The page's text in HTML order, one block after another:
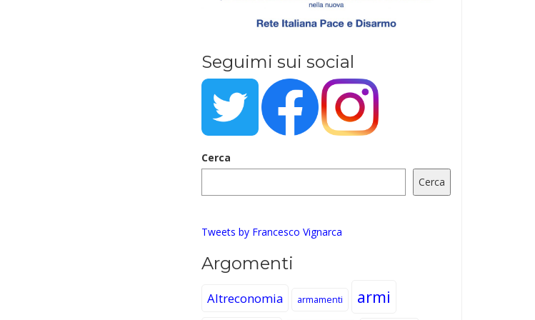
Seguimi sui social
Cerca
Cerca
Tweets by Francesco Vignarca
Argomenti
Altreconomia armamenti armi